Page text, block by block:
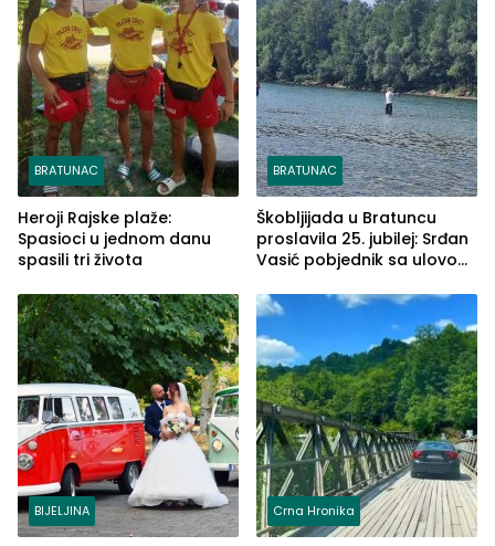
BRATUNAC
Heroji Rajske plaže:
Spasioci u jednom danu
spasili tri života
BRATUNAC
Škobljijada u Bratuncu
proslavila 25. jubilej: Srđan
Vasić pobjednik sa ulovom
BIJELJINA Crna Hronika